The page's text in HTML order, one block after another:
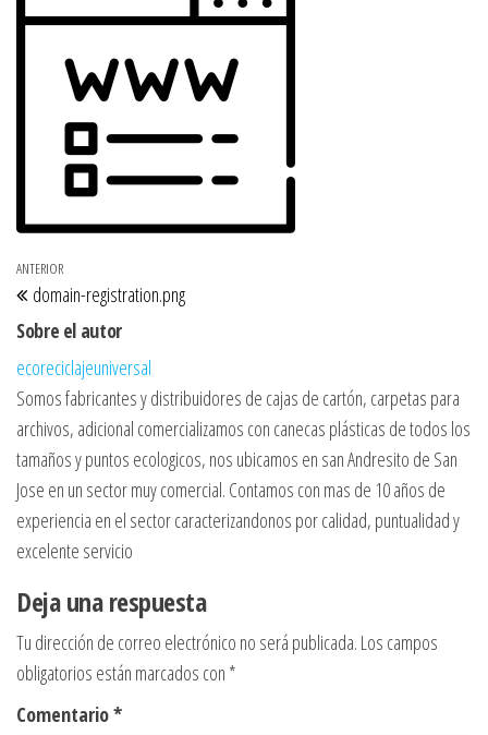
Navegación de entradas
Entrada anterior
ANTERIOR
domain-registration.png
Sobre el autor
ecoreciclajeuniversal
Somos fabricantes y distribuidores de cajas de cartón, carpetas para
archivos, adicional comercializamos con canecas plásticas de todos los
tamaños y puntos ecologicos, nos ubicamos en san Andresito de San
Jose en un sector muy comercial. Contamos con mas de 10 años de
experiencia en el sector caracterizandonos por calidad, puntualidad y
excelente servicio
Deja una respuesta
Tu dirección de correo electrónico no será publicada. Los campos
obligatorios están marcados con *
Comentario*